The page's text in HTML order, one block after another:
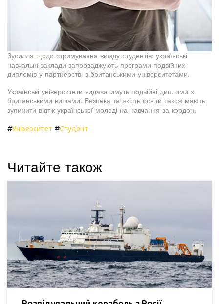
Зусилля щодо стримування виїзду студентів: українські
навчальні заклади запроваджують програми подвійних
дипломів у партнерстві з британськими університетами.
Українські університети видаватимуть подвійні дипломи з
британськими вишами. Безпека та якість освіти також мають
зупинити відтік української молоді на навчання за кордон.
#Університет #Студент
Читайте також